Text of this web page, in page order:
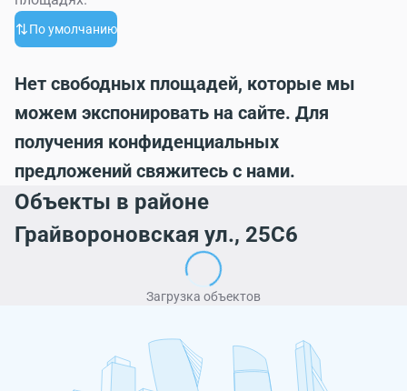
По умолчанию
Нет свободных площадей, которые мы
можем экспонировать на сайте. Для
получения конфиденциальных
предложений свяжитесь с нами.
Объекты в районе
Грайвороновская ул., 25С6
Загрузка объектов